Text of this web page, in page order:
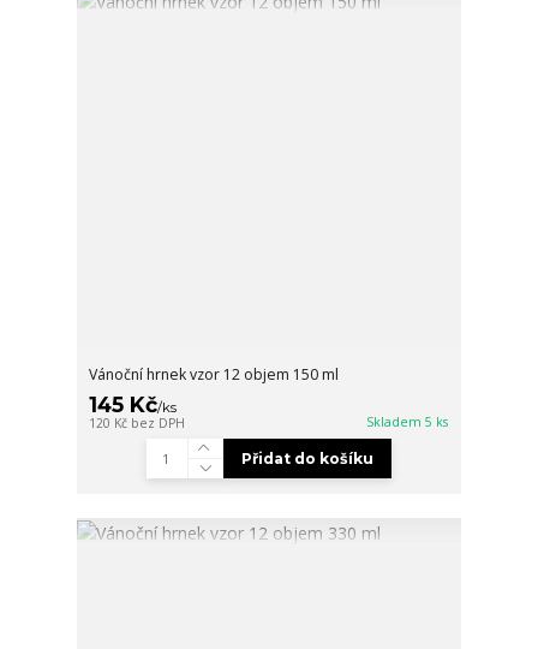
Vánoční hrnek vzor 12 objem 150 ml
145 Kč/ks
120 Kč bez DPH Skladem 5 ks
Přidat do košíku